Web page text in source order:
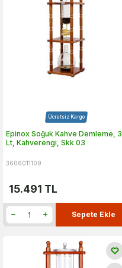
Ücretsiz Kargo
Epinox Soğuk Kahve Demleme, 3
Lt, Kahverengi, Skk 03
3606011109
15.491 TL
Sepete Ekle